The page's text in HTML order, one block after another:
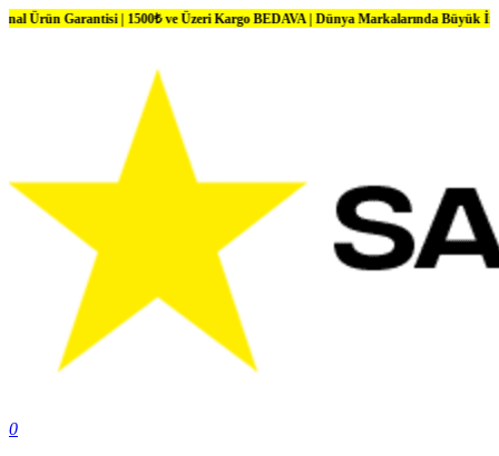
| 1500₺ ve Üzeri Kargo BEDAVA | Dünya Markalarında Büyük İndirimler
0